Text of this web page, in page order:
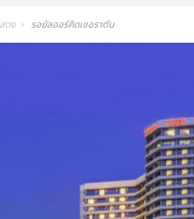
ดง รอยัลออร์คิดเชอราตัน